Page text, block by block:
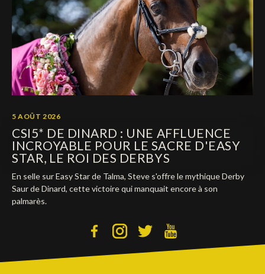
5 AOÛT 2026
CSI5* DE DINARD : UNE AFFLUENCE
INCROYABLE POUR LE SACRE D'EASY
STAR, LE ROI DES DERBYS
En selle sur Easy Star de Talma, Steve s'offre le mythique Derby
Saur de Dinard, cette victoire qui manquait encore à son
palmarès.